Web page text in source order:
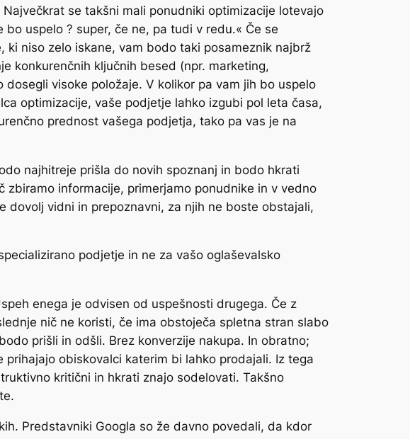
se takšni mali ponudniki optimizacije lotevajo
uspelo ? super, če ne, pa tudi v redu.« Če se
niso zelo iskane, vam bodo taki posameznik najbrž
konkurenčnih ključnih besed (npr. marketing,
visoke položaje. V kolikor pa vam jih bo uspelo
optimizacije, vaše podjetje lahko izgubi pol leta časa,
prednost vašega podjetja, tako pa vas je na
najhitreje prišla do novih spoznanj in bodo hkrati
informacije, primerjamo ponudnike in v vedno
dovolj vidni in prepoznavni, za njih ne boste obstajali,
podjetje in ne za vašo oglaševalsko
enega je odvisen od uspešnosti drugega. Če z
nič ne koristi, če ima obstoječa spletna stran slabo
prišli in odšli. Brez konverzije nakupa. In obratno;
obiskovalci katerim bi lahko prodajali. Iz tega
kritični in hkrati znajo sodelovati. Takšno
Predstavniki Googla so že davno povedali, da kdor